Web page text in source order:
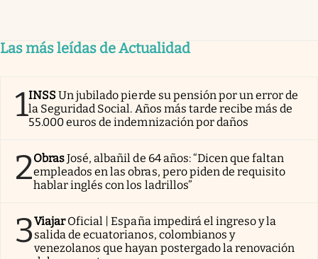
Las más leídas de Actualidad
1INSSUn jubilado pierde su pensión por un error de
la Seguridad Social. Años más tarde recibe más de
55.000 euros de indemnización por daños
2ObrasJosé, albañil de 64 años: “Dicen que faltan
empleados en las obras, pero piden de requisito
hablar inglés con los ladrillos”
3Viajar Oficial | España impedirá el ingreso y la
salida de ecuatorianos, colombianos y
venezolanos que hayan postergado la renovación